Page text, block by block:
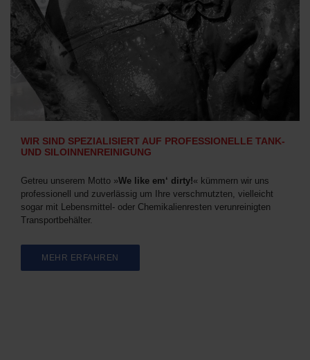
WIR SIND SPEZIALISIERT AUF PROFESSIONELLE TANK-
UND SILOINNENREINIGUNG
Getreu unserem Motto »We like em‘ dirty!« kümmern wir uns
professionell und zuverlässig um Ihre verschmutzten, vielleicht
sogar mit Lebensmittel- oder Chemikalienresten verunreinigten
Transportbehälter.
MEHR ERFAHREN